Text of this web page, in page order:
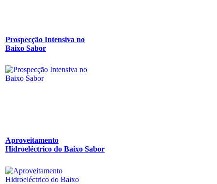
Prospecção Intensiva no
Baixo Sabor
Aproveitamento
Hidroeléctrico do Baixo Sabor